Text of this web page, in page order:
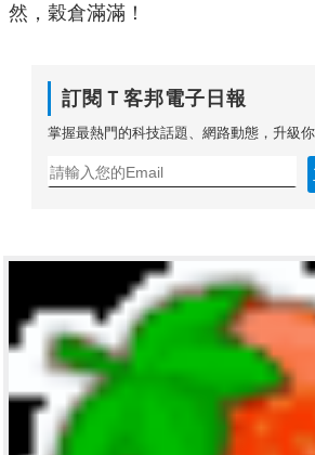
然，穀倉滿滿！
訂閱Ｔ客邦電子日報
掌握最熱門的科技話題、網路動態，升級